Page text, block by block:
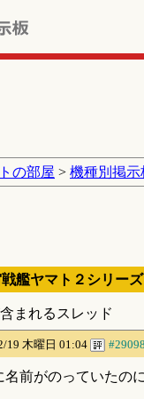
の部屋 > 機種別掲示
艦ヤマト２シリーズ
まれるスレッド
19 木曜日 01:04
前がのっていたの